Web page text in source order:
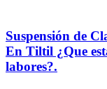
Suspensión de
En Tiltil ¿Que
labores?.